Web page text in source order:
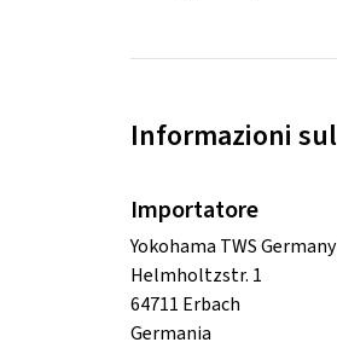
Informazioni
Importatore
Yokohama TWS
Helmholtzstr. 1
64711 Erbach
Germania